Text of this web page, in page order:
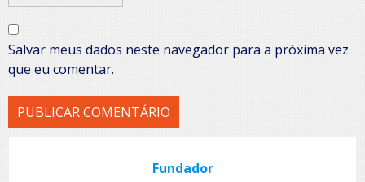
Salvar meus dados neste navegador para a próxima vez
que eu comentar.
Fundador